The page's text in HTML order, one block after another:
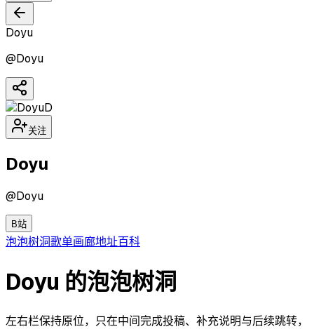
Doyu
@Doyu
D
关注
Doyu
@Doyu
B站
泡泡树洞歌单画廊地址百科
Doyu 的泡泡树洞
左右栏保持原位，只在中间完成投稿、补充说明与后续跳转，